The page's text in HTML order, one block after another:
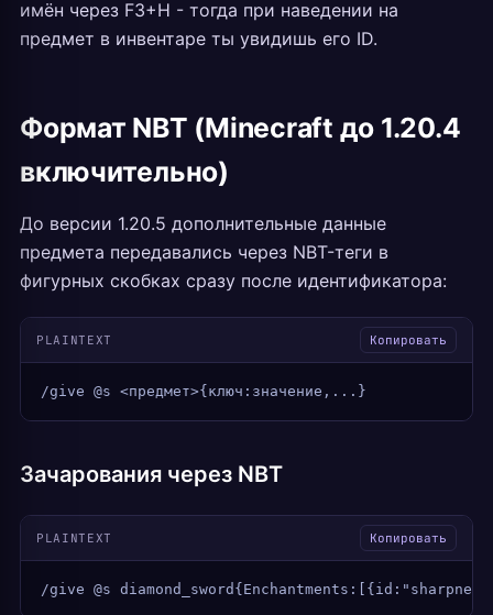
имён через F3+H - тогда при наведении на
предмет в инвентаре ты увидишь его ID.
Формат NBT (Minecraft до 1.20.4
включительно)
До версии 1.20.5 дополнительные данные
предмета передавались через NBT-теги в
фигурных скобках сразу после идентификатора:
PLAINTEXT Копировать
/give @s <предмет>{ключ:значение,...}
Зачарования через NBT
PLAINTEXT Копировать
/give @s